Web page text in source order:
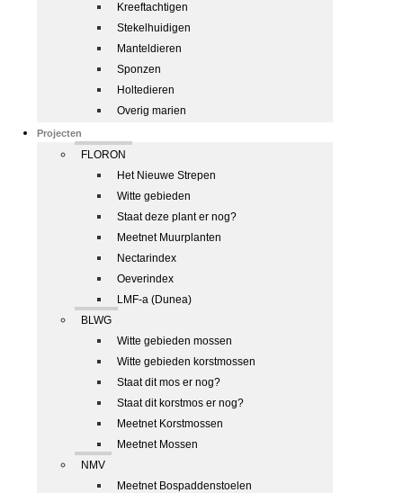
Kreeftachtigen
Stekelhuidigen
Manteldieren
Sponzen
Holtedieren
Overig marien
Projecten
FLORON
Het Nieuwe Strepen
Witte gebieden
Staat deze plant er nog?
Meetnet Muurplanten
Nectarindex
Oeverindex
LMF-a (Dunea)
BLWG
Witte gebieden mossen
Witte gebieden korstmossen
Staat dit mos er nog?
Staat dit korstmos er nog?
Meetnet Korstmossen
Meetnet Mossen
NMV
Meetnet Bospaddenstoelen